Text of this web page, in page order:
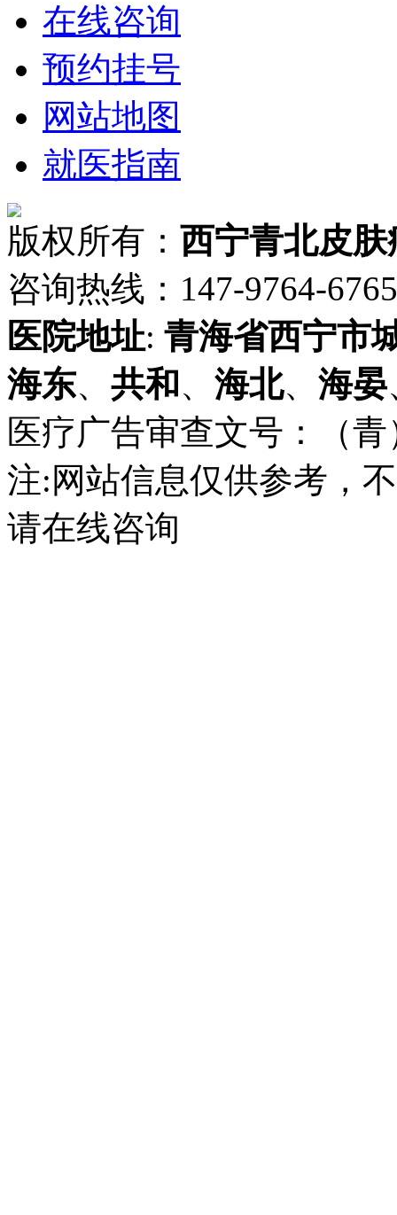
在线咨询
预约挂号
网站地图
就医指南
版权所有： 西宁青北皮肤
咨询热线：147-9764-
医院地址: 青海省西宁市
海东、 共和 、 海北、 海晏
医疗广告审查文号：（
注:网站信息仅供参考，
请在线咨询